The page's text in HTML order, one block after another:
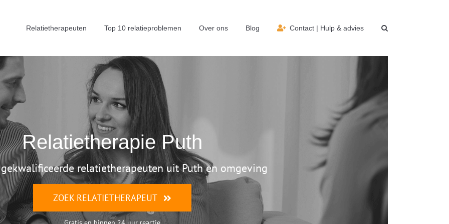
Relatietherapeuten Top 10 relatieproblemen Over ons Blog Contact | Hulp & advies
Relatietherapie Puth
relatietherapeuten uit Puth en omgeving
ZOEK RELATIETHERAPEUT